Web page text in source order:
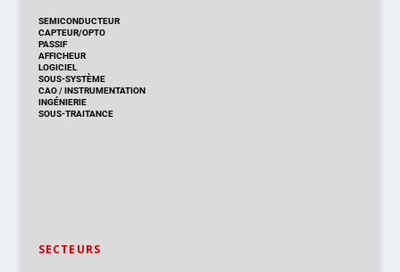
SEMICONDUCTEUR
CAPTEUR/OPTO
PASSIF
AFFICHEUR
LOGICIEL
SOUS-SYSTÈME
CAO/INSTRUMENTATION
INGÉNIERIE
SOUS-TRAITANCE
SECTEURS